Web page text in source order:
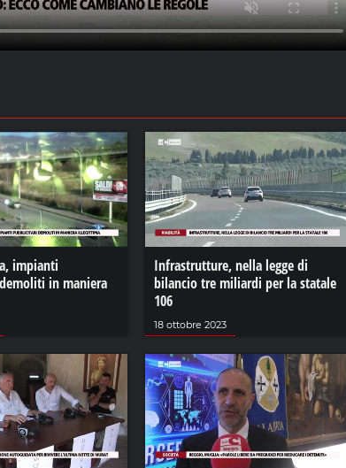
impianti
in maniera
Infrastrutture, nella legge di
bilancio tre miliardi per la statale
106
18 ottobre 2023